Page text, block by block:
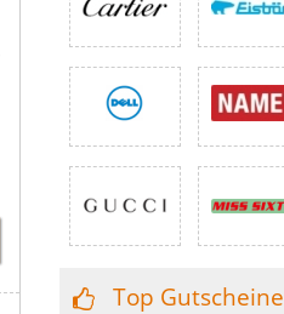
Top Gutscheine